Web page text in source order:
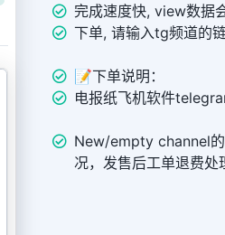
完成速度快, view数据
下单, 请输入tg频道的
📝下单说明：
电报纸飞机软件
New/empty channel
况，发售后工单退费处